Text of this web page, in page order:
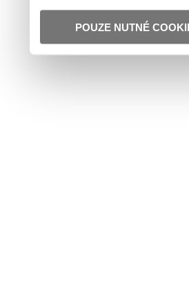
POUZE NUTNÉ